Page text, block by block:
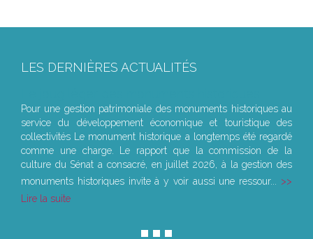
LES DERNIÈRES ACTUALITÉS
Pour une gestion patrimoniale des monuments historiques au
service du développement économique et touristique des
collectivités Le monument historique a longtemps été regardé
comme une charge. Le rapport que la commission de la
culture du Sénat a consacré, en juillet 2026, à la gestion des
monuments historiques invite à y voir aussi une ressour...
Lire la suite